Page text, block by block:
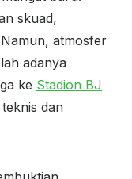
skuad,
atmosfer
adanya
ke Stadion BJ
dan